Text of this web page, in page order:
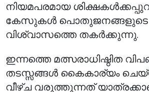
നിയമപരമായ
കേസുകൾ പൊതുജനങ്ങളുടെ
വിശ്വാസത്തെ തകർക്കുന്നു.
ഇന്നത്തെ മത്സരാധിഷ്ഠിത
തടസ്സങ്ങൾ കൈകാര്യം
വീഴ്ച വരുത്തുന്നത്